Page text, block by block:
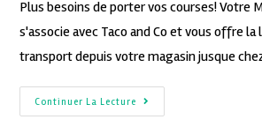
Plus besoins de porter vos courses! Votre
s'associe avec Taco and Co et vous offre la
transport depuis votre magasin jusque
Continuer La Lecture